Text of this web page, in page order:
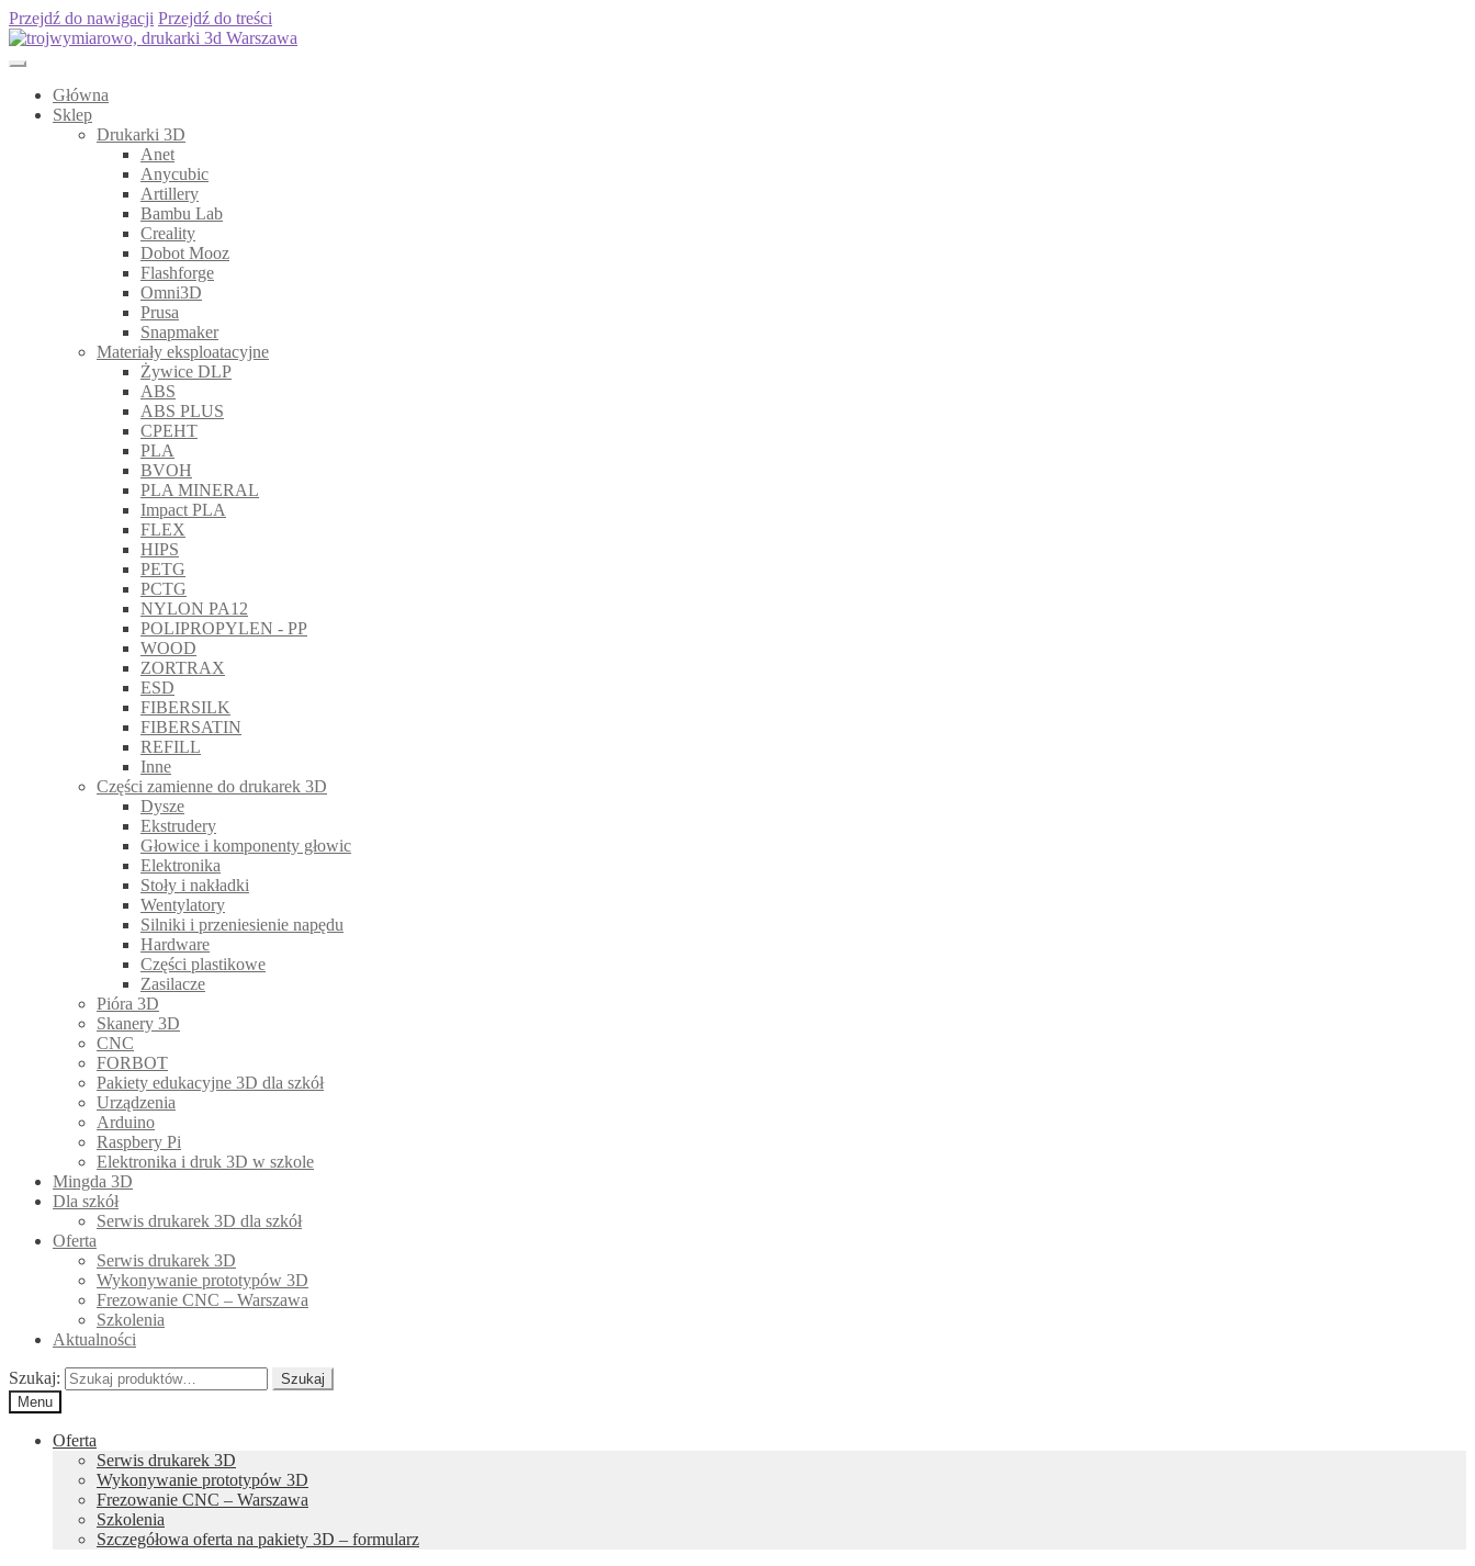
Przejdź do nawigacji Przejdź do treści
Główna
Sklep
Drukarki 3D
Anet
Anycubic
Artillery
Bambu Lab
Creality
Dobot Mooz
Flashforge
Omni3D
Prusa
Snapmaker
Materiały eksploatacyjne
Żywice DLP
ABS
ABS PLUS
CPEHT
PLA
BVOH
PLA MINERAL
Impact PLA
FLEX
HIPS
PETG
PCTG
NYLON PA12
POLIPROPYLEN - PP
WOOD
ZORTRAX
ESD
FIBERSILK
FIBERSATIN
REFILL
Inne
Części zamienne do drukarek 3D
Dysze
Ekstrudery
Głowice i komponenty głowic
Elektronika
Stoły i nakładki
Wentylatory
Silniki i przeniesienie napędu
Hardware
Części plastikowe
Zasilacze
Pióra 3D
Skanery 3D
CNC
FORBOT
Pakiety edukacyjne 3D dla szkół
Urządzenia
Arduino
Raspbery Pi
Elektronika i druk 3D w szkole
Mingda 3D
Dla szkół
Serwis drukarek 3D dla szkół
Oferta
Serwis drukarek 3D
Wykonywanie prototypów 3D
Frezowanie CNC – Warszawa
Szkolenia
Aktualności
Szukaj:
Szukaj
Menu
Oferta
Serwis drukarek 3D
Wykonywanie prototypów 3D
Frezowanie CNC – Warszawa
Szkolenia
Szczegółowa oferta na pakiety 3D – formularz